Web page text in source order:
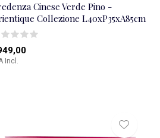
Cinese Verde Pino -
Collezione L40xP35xA85cm
Incl.